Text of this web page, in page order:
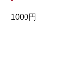
1000円